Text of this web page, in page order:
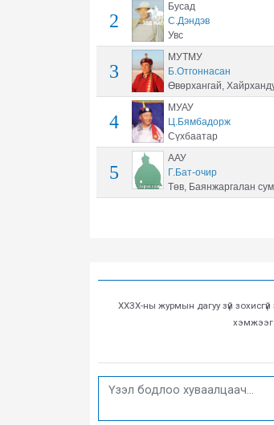
2
Бусад
С.Дэндэв
Увс
3
МУТМУ
Б.Отгоннасан
Өвөрхангай,
4
МУАУ
Ц.Бямбадорж
Сүхбаатар
5
ААУ
Г.Бат-очир
Төв, Баянжаргалан сум
ХХЗХ-ны журмын дагуу зүй
хэмжээг